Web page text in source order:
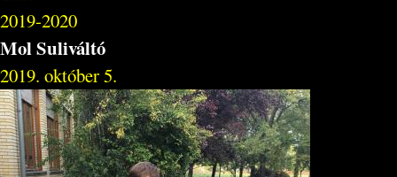
2019-2020
Mol Suliváltó
2019. október 5.